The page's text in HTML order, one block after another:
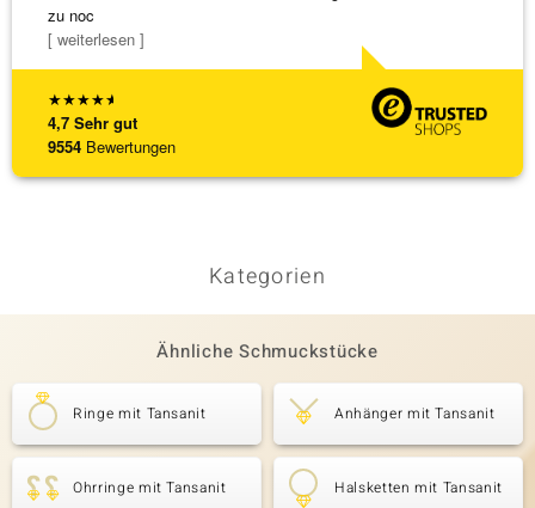
★★★★★
4,7 Sehr gut
9554 Bewertungen
zu noc
[ weiterlesen ]
Kategorien
Ähnliche Schmuckstücke
Ringe mit Tansanit Anhänger mit Tansanit
Ohrringe mit Tansanit Halsketten mit Tansanit